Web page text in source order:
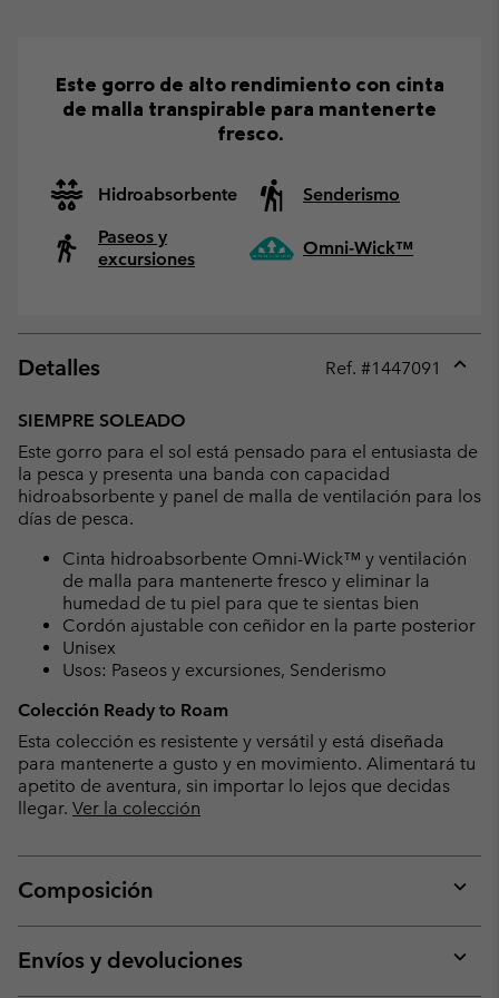
Este gorro de alto rendimiento con cinta
de malla transpirable para mantenerte
fresco.
Hidroabsorbente
Senderismo
Paseos y
excursiones
Omni-Wick™
Detalles Ref. #1447091
SIEMPRE SOLEADO
Este gorro para el sol está pensado para el entusiasta de
la pesca y presenta una banda con capacidad
hidroabsorbente y panel de malla de ventilación para los
días de pesca.
Cinta hidroabsorbente Omni-Wick™ y ventilación
de malla para mantenerte fresco y eliminar la
humedad de tu piel para que te sientas bien
Cordón ajustable con ceñidor en la parte posterior
Unisex
Usos: Paseos y excursiones, Senderismo
Colección Ready to Roam
Esta colección es resistente y versátil y está diseñada
para mantenerte a gusto y en movimiento. Alimentará tu
apetito de aventura, sin importar lo lejos que decidas
llegar. Ver la colección
Composición
or
Envíos y devoluciones